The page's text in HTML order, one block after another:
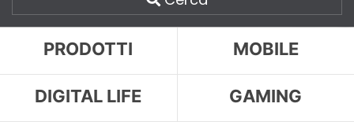
PRODOTTI MOBILE
DIGITAL LIFE GAMING